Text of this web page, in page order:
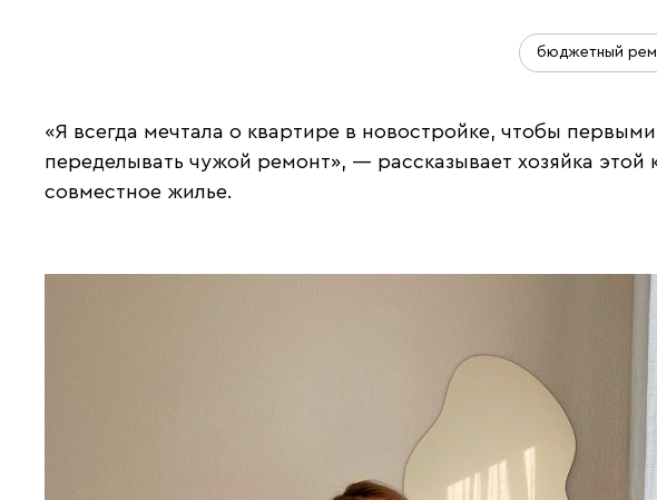
бюджетный
«Я всегда мечтала о квартире в новостройке, чтобы
переделывать чужой ремонт», — рассказывает хозяйка
совместное жилье.